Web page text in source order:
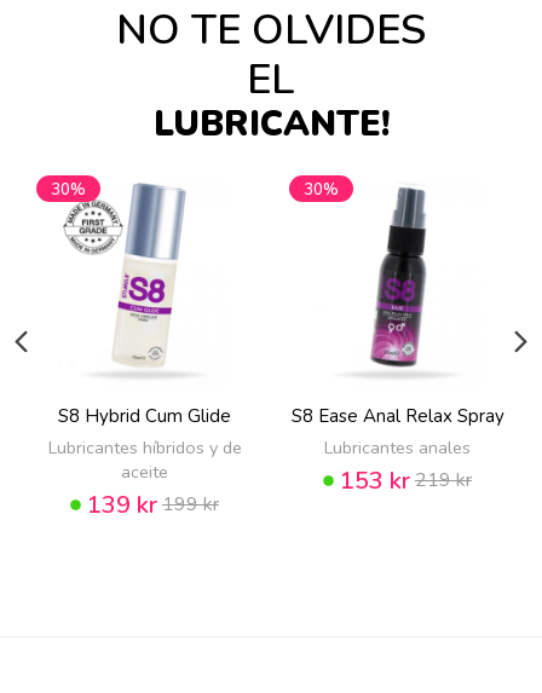
NO TE OLVIDES
EL
LUBRICANTE!
30%
S8 Hybrid Cum Glide
Lubricantes híbridos y de
aceite
139 kr199 kr
30%
S8 Ease Anal Relax Spray
Lubricantes anales
153 kr219 kr